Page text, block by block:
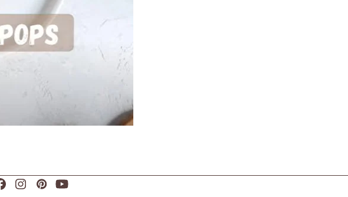
Facebook
Instagram
PinterestYouTube